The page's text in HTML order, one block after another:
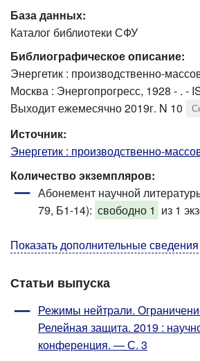
База данных:
Каталог библиотеки СФУ
Библиографическое описание:
Энергетик : производственно-
Москва : Энергопрогресс, 1928 - . -
Выходит ежемесячно 2019г. N 10
Источник:
Энергетик : производственно-
Количество экземпляров:
Абонемент научной
79, Б1-14): свободно 1 из 1
Показать дополнительные сведения
Статьи выпуска
Режимы нейтрали.
Релейная защита. 2019 :
конференция. — С. 3